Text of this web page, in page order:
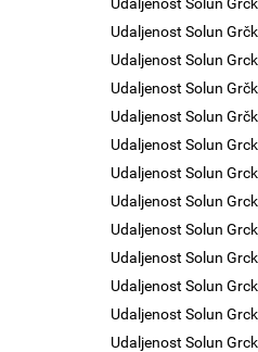
Udaljenost Solun
Udaljenost Solun
Udaljenost Solun
Udaljenost Solun
Udaljenost Solun
Udaljenost Solun
Udaljenost Solun
Udaljenost Solun
Udaljenost Solun
Udaljenost Solun
Udaljenost Solun
Udaljenost Solun